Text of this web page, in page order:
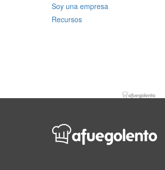
Soy una empresa
Recursos